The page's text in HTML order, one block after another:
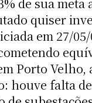
quiser
em 27/
Porto
houve falta